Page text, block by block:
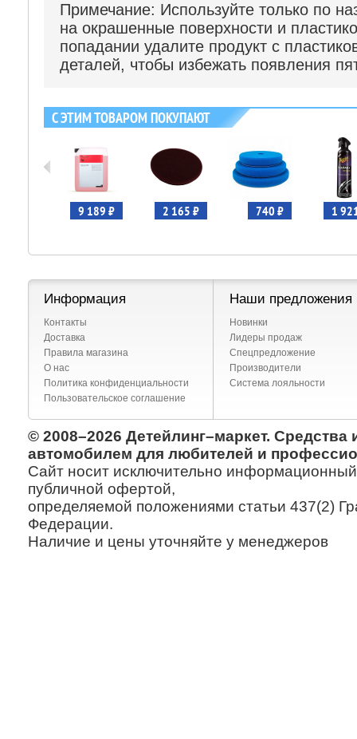
Примечание: Используйте только по
на окрашенные поверхности и
попадании удалите продукт с
деталей, чтобы избежать появления
С ЭТИМ ТОВАРОМ ПОКУПАЮТ
9 189 ₽ 2 165 ₽ 740 ₽ 1
Информация
Контакты
Доставка
Правила магазина
О нас
Политика конфиденциальности
Пользовательское соглашение
Наши предложения
Новинки
Лидеры продаж
Спецпредложение
Производители
Система лояльности
© 2008–2026 Детейлинг–маркет. Средства
автомобилем для любителей и
Сайт носит исключительно информационный
публичной офертой,
определяемой положениями статьи 437(2)
Федерации.
Наличие и цены уточняйте у менеджеров